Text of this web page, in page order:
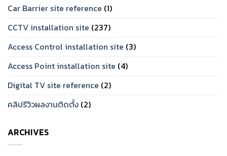
Car Barrier site reference (1)
CCTV installation site (237)
Access Control installation site (3)
Access Point installation site (4)
Digital TV site reference (2)
คลิปรีวิวผลงานติดตั้ง (2)
ARCHIVES